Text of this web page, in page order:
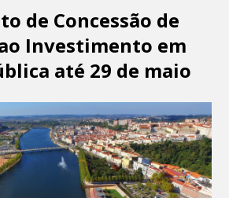
de Concessão de
Investimento em
até 29 de maio